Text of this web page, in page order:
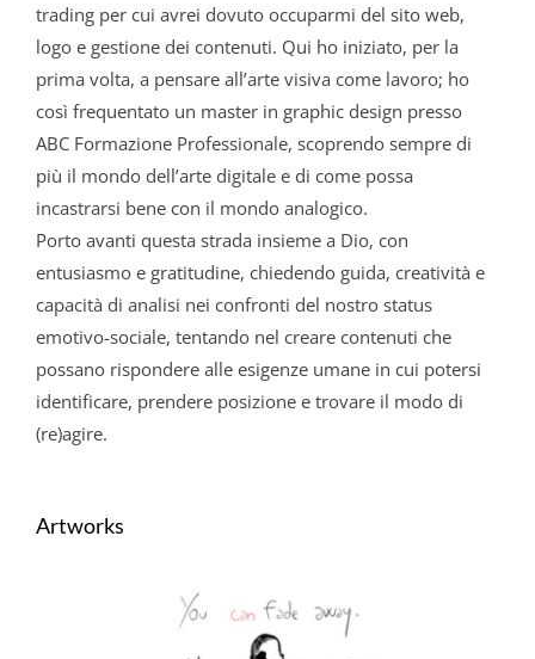
trading per cui avrei dovuto occuparmi del sito web,
logo e gestione dei contenuti. Qui ho iniziato, per la
prima volta, a pensare all’arte visiva come lavoro; ho
così frequentato un master in graphic design presso
ABC Formazione Professionale, scoprendo sempre di
più il mondo dell’arte digitale e di come possa
incastrarsi bene con il mondo analogico.
Porto avanti questa strada insieme a Dio, con
entusiasmo e gratitudine, chiedendo guida, creatività e
capacità di analisi nei confronti del nostro status
emotivo-sociale, tentando nel creare contenuti che
possano rispondere alle esigenze umane in cui potersi
identificare, prendere posizione e trovare il modo di
(re)agire.
Artworks